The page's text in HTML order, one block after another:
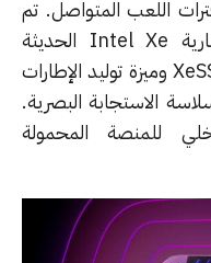
المتواصل. تم
بناء منصة الرسوميات على معمارية Intel Xe الحديثة
المدعومة بتقنيات ترقية الصورة XeSS 3 وميزة توليد الإطارات
البصرية.
المحمولة